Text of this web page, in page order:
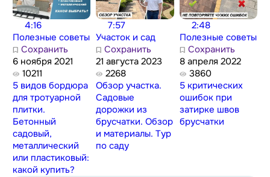
4:16
Полезные советы
Сохранить
6 ноября 2021
10211
5 видов бордюра
для тротуарной
плитки.
Бетонный
садовый,
металлический
или пластиковый:
какой купить?
7:57
Участок и сад
Сохранить
21 августа 2023
2268
Обзор участка.
Садовые
дорожки из
брусчатки. Обзор
и материалы. Тур
по саду
2:48
Полезные советы
Сохранить
8 апреля 2022
3860
5 критических
ошибок при
затирке швов
брусчатки